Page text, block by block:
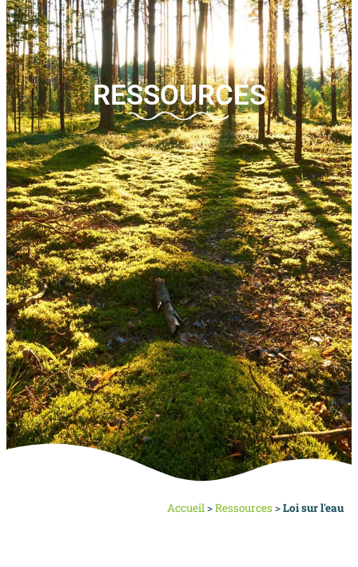
RESSOURCES
Accueil>Ressources >Loi sur l'eau